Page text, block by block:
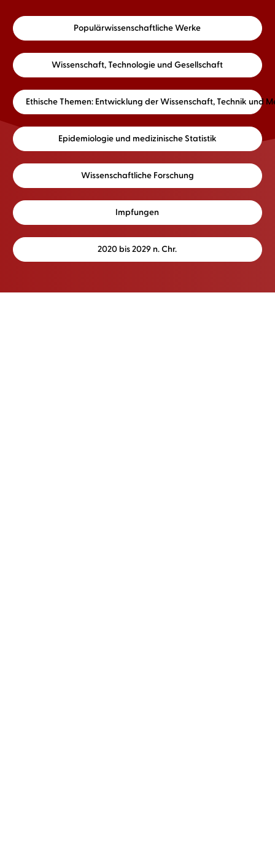
Populärwissenschaftliche Werke
Wissenschaft, Technologie und Gesellschaft
Ethische Themen: Entwicklung der Wissenschaft, Technik und
Epidemiologie und medizinische Statistik
Wissenschaftliche Forschung
Impfungen
2020 bis 2029 n. Chr.